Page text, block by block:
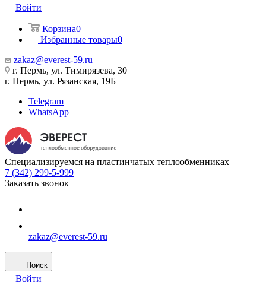
Войти
Корзина0
Избранные товары0
zakaz@everest-59.ru
г. Пермь, ул. Тимирязева, 30
г. Пермь, ул. Рязанская, 19Б
Telegram
WhatsApp
Специализируемся на пластинчатых теплообменниках
7 (342) 299-5-999
Заказать звонок
zakaz@everest-59.ru
Поиск
Войти